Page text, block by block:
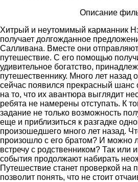
Описание
Хитрый и неутомимый карманник
получает долгожданное
Салливана. Вместе они
путешествие. С его помощью
удивительное богатство,
путешественнику. Много лет назад
сейчас появился прекрасный шанс
на то, что их авантюра выглядит
ребята не намерены отступать. К
задание не только возможность
еще и приблизиться к разгадке
произошедшего много лет назад.
произошло с его братом? И можно
встречу с родственником? Так или
события продолжают набирать
Путешествие станет проверкой на
позволит понять, что не стоит